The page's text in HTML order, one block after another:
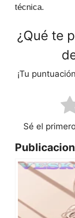
técnica.
¿Qué te
¡Tu
Sé el